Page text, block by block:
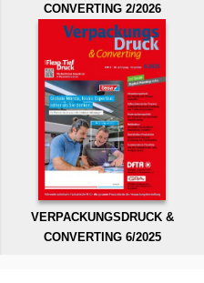
CONVERTING 2/2026
VERPACKUNGSDRUCK &
CONVERTING 6/2025